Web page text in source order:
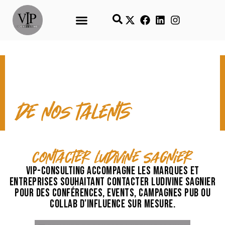
CONTACT & TEMPS FORTS
de nos talents
contacter Ludivine Sagnier
VIP-Consulting accompagne les marques et
entreprises souhaitant contacter Ludivine Sagnier
pour des conférences, events, campagnes pub ou
collab d’influence sur mesure.